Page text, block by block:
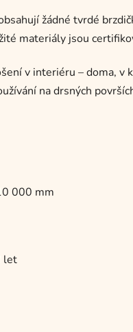
žádné tvrdé
materiály jsou
v interiéru – doma, v
na drsných
000 mm
let